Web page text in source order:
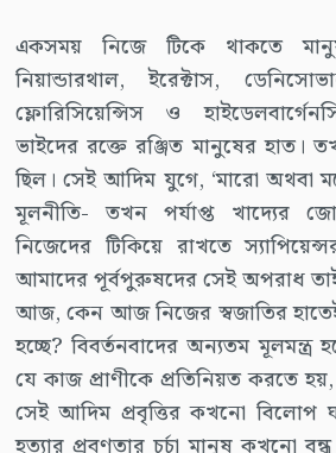
একসময় নিজে টিকে থাকতে
নিয়ান্ডারথাল, ইরেক্টাস,
ফ্লোরিসিয়েন্সিস ও
ভাইদের রক্তে রঞ্জিত মানুষের
ছিল। সেই আদিম যুগে, ‘মারো অথবা
মূলনীতি- তখন পর্যাপ্ত খাদ্যের
নিজেদের টিকিয়ে রাখতে
আমাদের পূর্বপুরুষদের সেই অপরাধ তাই
আজ, কেন আজ নিজের স্বজাতির
হচ্ছে? বিবর্তনবাদের অন্যতম মূলমন্ত্র
যে কাজ প্রাণীকে প্রতিনিয়ত করতে
সেই আদিম প্রবৃত্তির কখনো বিলোপ